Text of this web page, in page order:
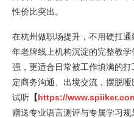
性价比突出。
在杭州做职场提升，不用硬扛
年老牌线上机构沉淀的完整教
强，更适合日常被工作填满的
定商务沟通、出境交流，摆脱
试听 【https://
赠送专业语言测评与专属学习